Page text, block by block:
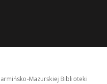
Mazurskiej Biblioteki